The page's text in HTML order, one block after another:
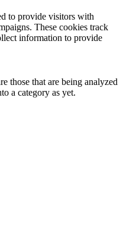
to provide visitors with
These cookies track
information to provide
those that are being analyzed
a category as yet.